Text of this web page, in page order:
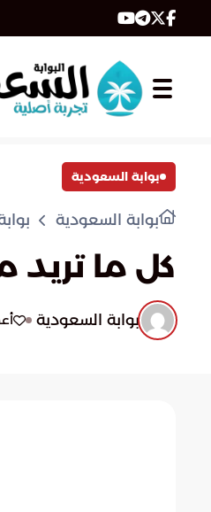
بوابة السعودية
بوابة السعودية
كل ما تريد
بوابة السعودية